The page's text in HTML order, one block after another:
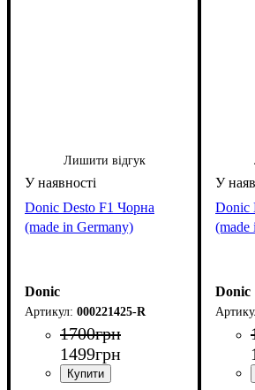
Лишити відгук
Donic Desto F1 Чорна
(made in Germany)
Donic
000221425-R
1700грн
1499грн
Donic
(made
Donic